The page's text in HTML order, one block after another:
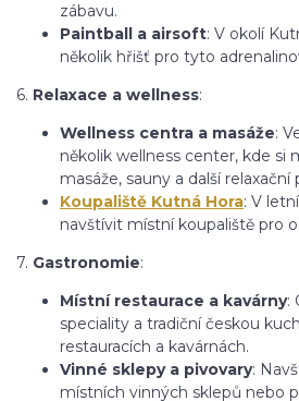
zábavu.
Paintball a airsoft: V okolí
několik hřišť pro tyto
6. Relaxace a wellness:
Wellness centra a masáže:
několik wellness center, kde si
masáže, sauny a další relaxační
Koupaliště Kutná Hora: V
navštívit místní koupaliště pro
7. Gastronomie:
Místní restaurace a kavárny:
speciality a tradiční českou
restauracích a kavárnách.
Vinné sklepy a pivovary:
místních vinných sklepů nebo